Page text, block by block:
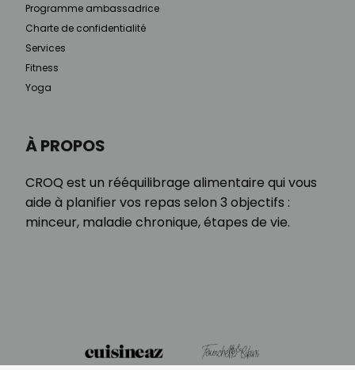
À PROPOS
CROQ est un rééquilibrage alimentaire qui vous
aide à planifier vos repas selon 3 objectifs :
minceur, maladie chronique, étapes de vie.
Programme ambassadrice
Charte de confidentialité
Services
Fitness
Yoga